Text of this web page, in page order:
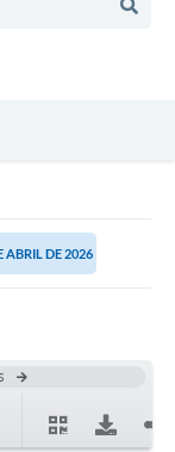
ABRIL DE 2026